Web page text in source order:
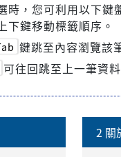
，您可利用以下鍵
下鍵移動標籤順序。
鍵跳至內容瀏覽該
可往回跳至上一筆資
2 關